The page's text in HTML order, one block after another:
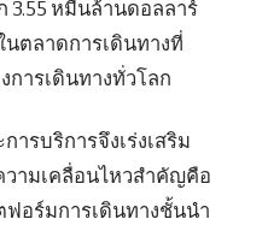
3.55 หมื่นล้านดอลลาร์
ตลาดการเดินทางที่
การเดินทางทั่วโลก
รบริการจึงเร่งเสริม
วามเคลื่อนไหวสำคัญคือ
ฟอร์มการเดินทางชั้นนำ